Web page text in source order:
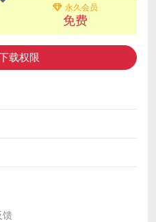
永久会员
免费
载权限
馈